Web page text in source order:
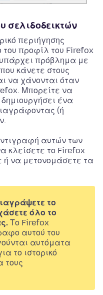
σελιδοδεικτών
περιήγησης
προφίλ του Firefox
πρόβλημα με
κάνετε στους
να χάνονται όταν
Μπορείτε να
ένα
(ή
αυτών των
κλείσετε το Firefox
ή να μετονομάσετε τα
το
όλο το
Το Firefox
αυτού του
αυτόματα
το ιστορικό
τους